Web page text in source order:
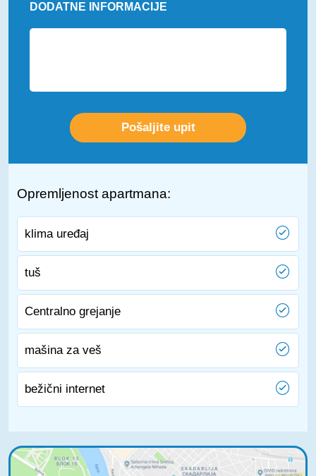
DODATNE INFORMACIJE
Opremljenost apartmana:
klima uređaj
tuš
Centralno grejanje
mašina za veš
bežični internet